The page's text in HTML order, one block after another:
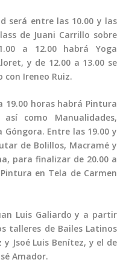
será entre las 10.00 y las
de Juani Carrillo sobre
a 12.00 habrá Yoga
y de 12.00 a 13.00 se
Ireneo Ruiz.
19.00 horas habrá Pintura
como Manualidades,
Góngora. Entre las 19.00 y
de Bolillos, Macramé y
para finalizar de 20.00 a
en Tela de Carmen
Luis Galiardo y a partir
talleres de Bailes Latinos
y Jsoé Luis Benítez, y el de
Amador.